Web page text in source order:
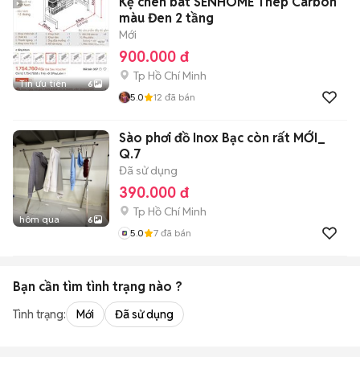
Tin ưu tiên 6
màu Đen 2 tầng
Mới
900.000 đ
Tp Hồ Chí Minh
5.0 12 đã bán
hôm qua 6
Sào phơi đồ Inox Bạc còn rất MỚI_
Q.7
Đã sử dụng
390.000 đ
Tp Hồ Chí Minh
5.0 7 đã bán
Bạn cần tìm tình trạng nào ?
Tình trạng: Mới Đã sử dụng